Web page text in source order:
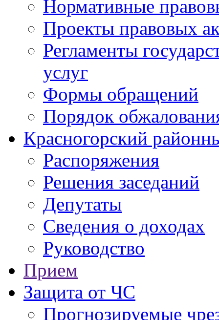
Нормативные
Проекты правовых
Регламенты
услуг
Формы обращений
Порядок
Красногорский
Распоряжения
Решения заседаний
Депутаты
Сведения о доходах
Руководство
Прием
Защита от ЧС
Прогнозируемые